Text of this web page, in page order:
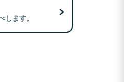
ます。